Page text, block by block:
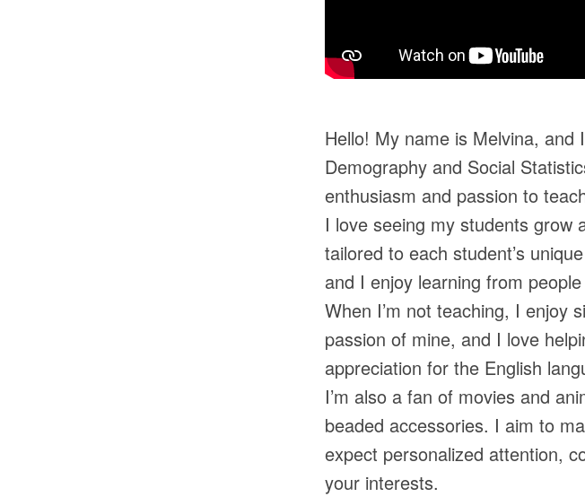
Hello! My name is Melvina, and
Demography and Social
enthusiasm and passion to
I love seeing my students grow
tailored to each student’s
and I enjoy learning from
When I’m not teaching, I enjoy
passion of mine, and I love
appreciation for the English
I’m also a fan of movies and
beaded accessories. I aim to
expect personalized attention,
your interests.